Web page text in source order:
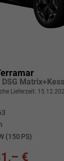
Lieferzeit:
(150 PS)
€